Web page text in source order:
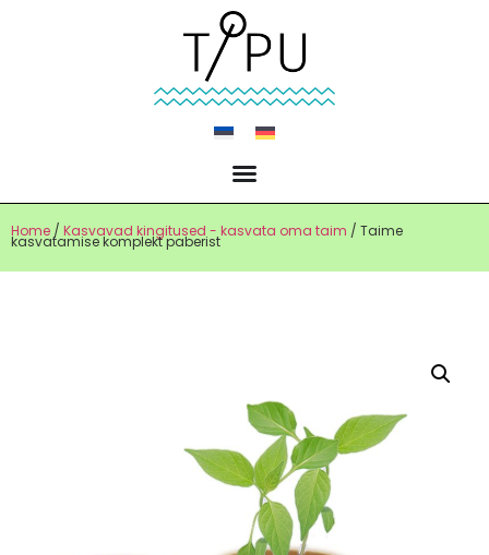
Home / Kasvavad kingitused - kasvata oma taim / Taime
kasvatamise komplekt paberist